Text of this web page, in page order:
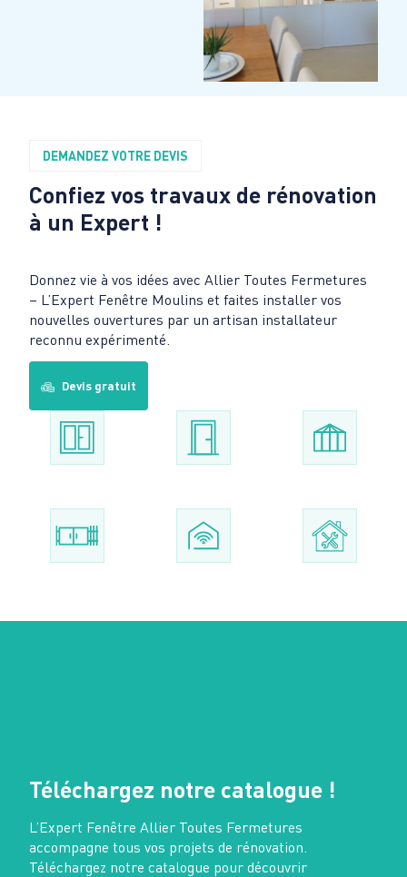
DEMANDEZ VOTRE DEVIS
Confiez vos travaux de rénovation
à un Expert !
Donnez vie à vos idées avec Allier Toutes Fermetures
– L’Expert Fenêtre Moulins et faites installer vos
nouvelles ouvertures par un artisan installateur
reconnu expérimenté.
Devis gratuit
Téléchargez notre catalogue !
L’Expert Fenêtre Allier Toutes Fermetures
accompagne tous vos projets de rénovation.
Téléchargez notre catalogue pour découvrir